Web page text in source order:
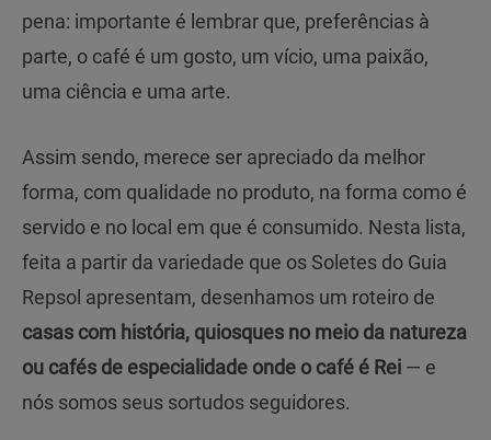
pena: importante é lembrar que, preferências à
parte, o café é um gosto, um vício, uma paixão,
uma ciência e uma arte.
Assim sendo, merece ser apreciado da melhor
forma, com qualidade no produto, na forma como é
servido e no local em que é consumido. Nesta lista,
feita a partir da variedade que os Soletes do Guia
Repsol apresentam, desenhamos um roteiro de
casas com história, quiosques no meio da natureza
ou cafés de especialidade onde o café é Rei — e
nós somos seus sortudos seguidores.